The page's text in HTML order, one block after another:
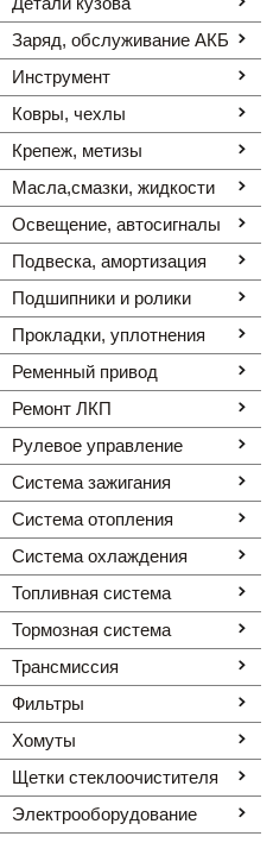
Заряд, обслуживание АКБ
Инструмент
Ковры, чехлы
Крепеж, метизы
Масла,смазки, жидкости
Освещение, автоcигналы
Подвеска, амортизация
Подшипники и ролики
Прокладки, уплотнения
Ременный привод
Ремонт ЛКП
Рулевое управление
Система зажигания
Система отопления
Система охлаждения
Топливная система
Тормозная система
Трансмиссия
Фильтры
Хомуты
Щетки стеклоочистителя
Электрооборудование